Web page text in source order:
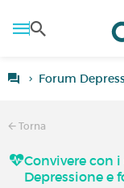
Forum
Torna
Convivere con
Depressione e